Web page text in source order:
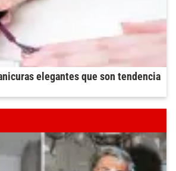
elegantes que son tendencia